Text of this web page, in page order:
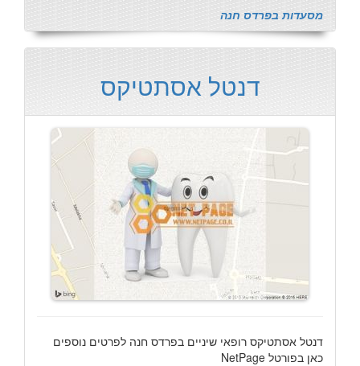
מסעדות בפרדס חנה
דנטל אסתטיקס
דנטל אסתטיקס רופאי שיניים בפרדס חנה לפרטים נוספים
כאן בפורטל NetPage